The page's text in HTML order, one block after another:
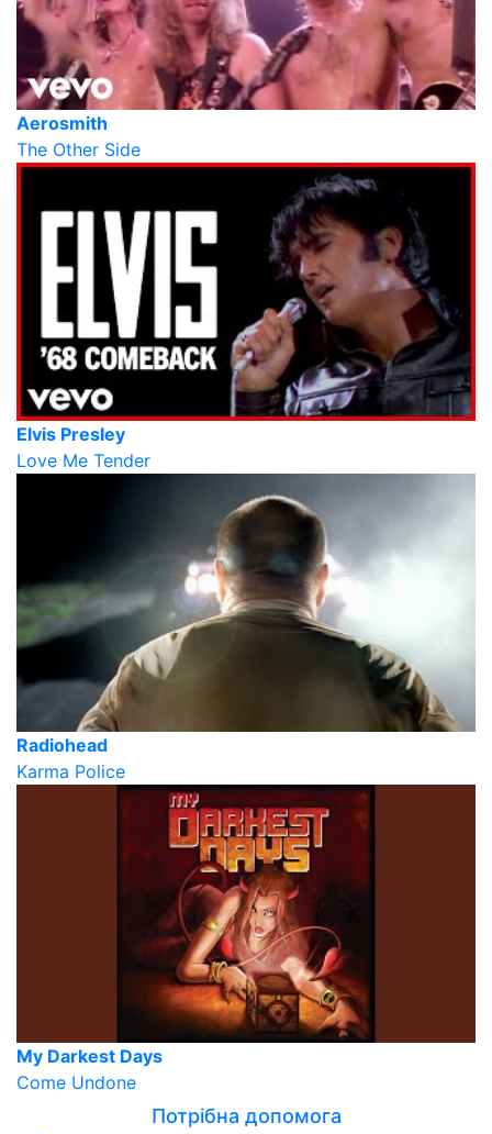
Aerosmith
The Other Side
Elvis Presley
Love Me Tender
Radiohead
Karma Police
My Darkest Days
Come Undone
Потрібна допомога